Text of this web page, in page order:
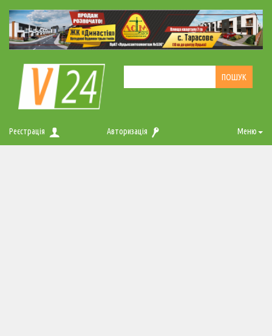
Реєстрація Авторизація Меню